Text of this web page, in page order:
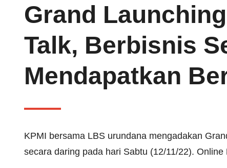
Grand
Talk, Berbisnis
Mendapatkan
KPMI bersama LBS urundana mengadakan
secara daring pada hari Sabtu (12/11/22).